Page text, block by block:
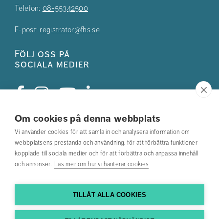
Om cookies på denna webbplats
Vi använder cookies för att samla in och analysera information om
webbplatsens prestanda och användning, för att förbättra funktioner
kopplade till sociala medier och för att förbättra och anpassa innehåll
och annonser. Läs mer om hur vi hanterar cookies
TILLÅT ALLA COOKIES
Telefon: 08-55342500
E-post: registrator@fhs.se
Följ oss på
sociala medier
Studentkåren
Hitta din utbildning
Hitta medarbetare
Hitta till oss